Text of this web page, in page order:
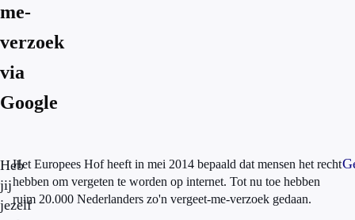
me-
verzoek
via
Google
Heb
jij
jezelf
Het Europees Hof heeft in mei 2014 bepaald dat mensen het recht
hebben om vergeten te worden op internet. Tot nu toe hebben
ruim 20.000 Nederlanders zo'n vergeet-me-verzoek gedaan.